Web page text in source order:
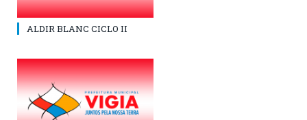
ALDIR BLANC CICLO II